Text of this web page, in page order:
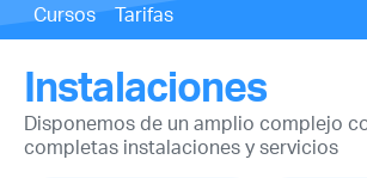
Cursos
Tarifas
Instalaciones
Disponemos de un amplio complejo
completas instalaciones y servicios